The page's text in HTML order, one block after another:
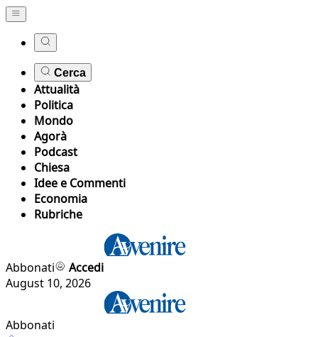
Cerca
Attualità
Politica
Mondo
Agorà
Podcast
Chiesa
Idee e Commenti
Economia
Rubriche
Abbonati
Accedi
August 10, 2026
Abbonati